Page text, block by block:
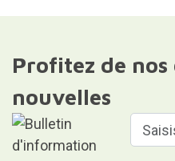
Profitez de
nouvelles